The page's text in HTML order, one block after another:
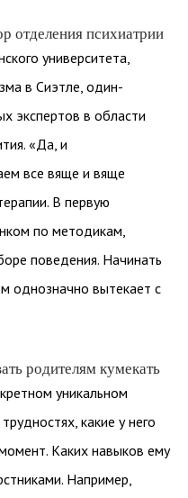
отделения психиатрии
университета,
в Сиэтле, один-
экспертов в области
«Да, и
все вяще и вяще
В первую
по методикам,
поведения. Начинать
однозначно вытекает с
родителям кумекать
уникальном
какие у него
Каких навыков ему
Например,